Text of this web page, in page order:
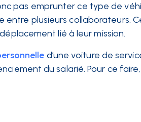
pas emprunter ce type de
plusieurs collaborateurs.
lié à leur mission.
d’une voiture de
du salarié. Pour ce